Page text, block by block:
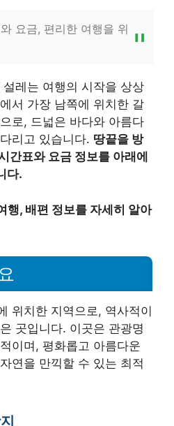
요금, 편리한 여행을 위
레는 여행의 시작을 상상
서 가장 남쪽에 위치한 갈
로, 드넓은 바다와 아름다
리고 있습니다. 땅끝을 방
간표와 요금 정보를 아래에
다.
행, 배편 정보를 자세히 알아
위치한 지역으로, 역사적이
곳입니다. 이곳은 관광명
이며, 평화롭고 아름다운
연을 만끽할 수 있는 최적